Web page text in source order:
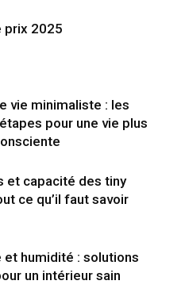
prix 2025
vie minimaliste : les
pour une vie plus
et capacité des tiny
ce qu’il faut savoir
et humidité : solutions
un intérieur sain